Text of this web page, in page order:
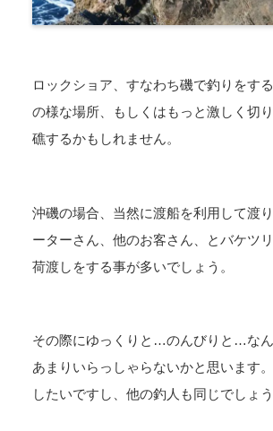
ロックショア、すなわち磯で釣りをす
の様な場所、もしくはもっと激しく切
礁するかもしれません。
沖磯の場合、当然に渡船を利用して渡
ーターさん、他のお客さん、とバケツ
荷渡しをする事が多いでしょう。
その際にゆっくりと…のんびりと…な
あまりいらっしゃらないかと思います
したいですし、他の釣人も同じでしょう